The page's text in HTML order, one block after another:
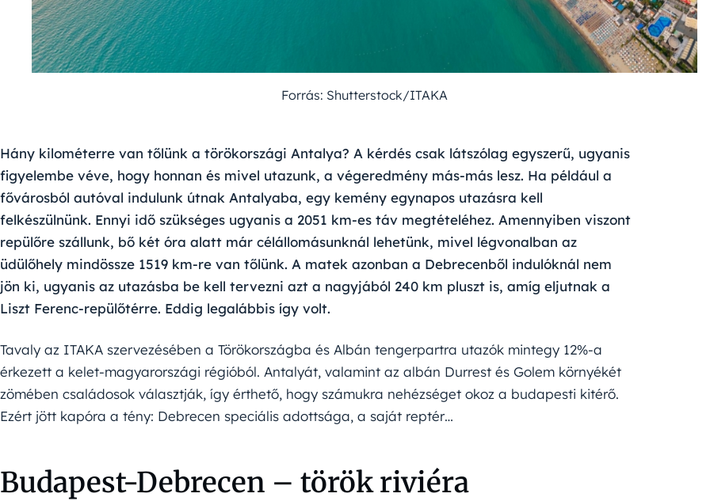
Forrás: Shutterstock/ITAKA
Hány kilométerre van tőlünk a törökországi Antalya? A kérdés csak látszólag egyszerű, ugyanis
figyelembe véve, hogy honnan és mivel utazunk, a végeredmény más-más lesz. Ha például a
fővárosból autóval indulunk útnak Antalyaba, egy kemény egynapos utazásra kell
felkészülnünk. Ennyi idő szükséges ugyanis a 2051 km-es táv megtételéhez. Amennyiben viszont
repülőre szállunk, bő két óra alatt már célállomásunknál lehetünk, mivel légvonalban az
üdülőhely mindössze 1519 km-re van tőlünk. A matek azonban a Debrecenből indulóknál nem
jön ki, ugyanis az utazásba be kell tervezni azt a nagyjából 240 km pluszt is, amíg eljutnak a
Liszt Ferenc-repülőtérre. Eddig legalábbis így volt.
Tavaly az ITAKA szervezésében a Törökországba és Albán tengerpartra utazók mintegy 12%-a
érkezett a kelet-magyarországi régióból. Antalyát, valamint az albán Durrest és Golem környékét
zömében családosok választják, így érthető, hogy számukra nehézséget okoz a budapesti kitérő.
Ezért jött kapóra a tény: Debrecen speciális adottsága, a saját reptér…
Budapest-Debrecen – török riviéra